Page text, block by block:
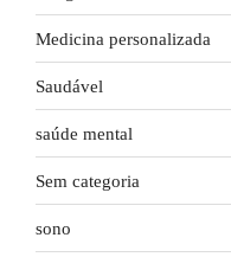
Medicina personalizada
Saudável
saúde mental
Sem categoria
sono